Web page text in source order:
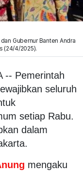
Gubernur Banten Andra
(24/4/2025).
-- Pemerintah
seluruh
setiap Rabu.
dalam
mengaku